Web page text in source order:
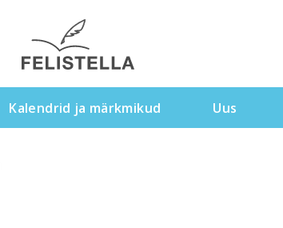
Kalendrid ja märkmikud Uus